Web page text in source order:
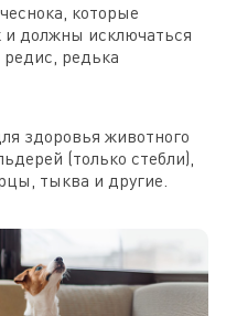
которые
и должны исключаться
редька
здоровья животного
(только стебли),
тыква и другие.